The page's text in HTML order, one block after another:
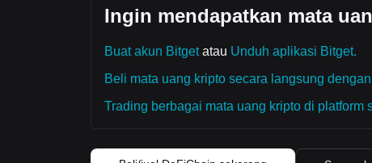
Ingin mendapatkan mata
Buat akun Bitgetatau Unduh aplikasi Bitget.
Beli mata uang kripto secara langsung
Trading berbagai mata uang kripto di platform